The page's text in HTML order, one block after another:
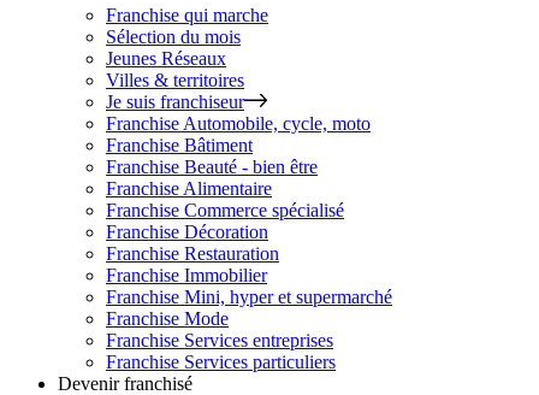
Franchise qui marche
Sélection du mois
Jeunes Réseaux
Villes & territoires
Je suis franchiseur
Franchise Automobile, cycle, moto
Franchise Bâtiment
Franchise Beauté - bien être
Franchise Alimentaire
Franchise Commerce spécialisé
Franchise Décoration
Franchise Restauration
Franchise Immobilier
Franchise Mini, hyper et supermarché
Franchise Mode
Franchise Services entreprises
Franchise Services particuliers
Devenir franchisé